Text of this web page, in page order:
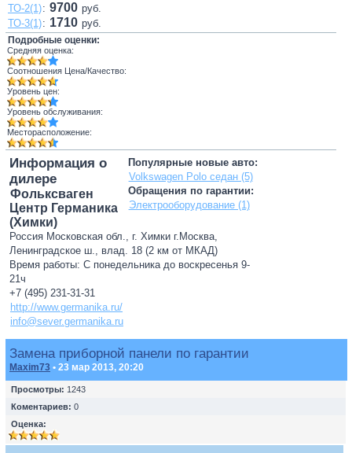
ТО-2(1): 9700 руб.
ТО-3(1): 1710 руб.
Подробные оценки:
Средняя оценка:
Соотношения Цена/Качество:
Уровень цен:
Уровень обслуживания:
Месторасположение:
Популярные новые авто:
Volkswagen Polo седан (5)
Обращения по гарантии:
Электрооборудование (1)
Информация о
дилере
Фольксваген
Центр Германика
(Химки)
Россия Московская обл., г. Химки г.Москва,
Ленинградское ш., влад. 18 (2 км от МКАД)
Время работы: С понедельника до воскресенья 9-
21ч
+7 (495) 231-31-31
http://www.germanika.ru/
info@sever.germanika.ru
Замена приборной панели по гарантии
Maxim73 • 23 мар 2013, 20:20
Просмотры: 1243
Коментариев: 0
Оценка: